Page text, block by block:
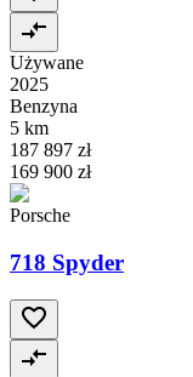
Używane
2025
Benzyna
5 km
187 897 zł
169 900 zł
Porsche
718 Spyder